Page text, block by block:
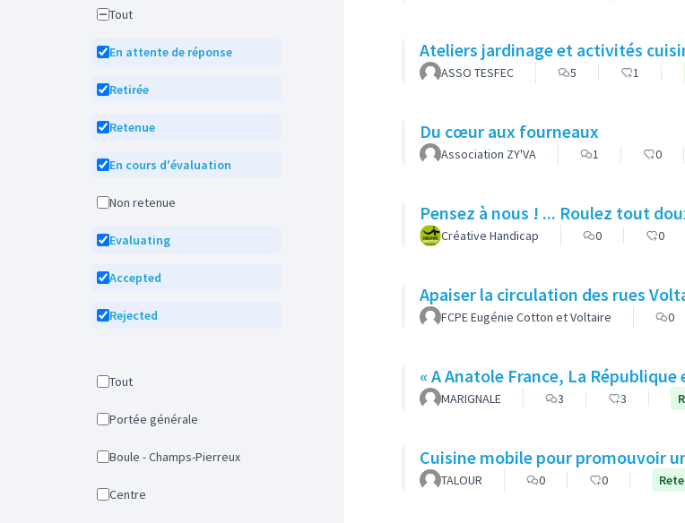
Tout
En attente de réponse
Retirée
Retenue
En cours d'évaluation
Non retenue
Evaluating
Accepted
Rejected
Tout
Portée générale
Boule - Champs-Pierreux
Centre
Ateliers jardinage et activités
ASSO TESFEC 5 1
Du cœur aux fourneaux
Association ZY'VA 1 0
Pensez à nous ! ... Roulez tout
Créative Handicap 0 0
Apaiser la circulation des rues
FCPE Eugénie Cotton et Voltaire 0
« A Anatole France, La République
MARIGNALE 3 3
Cuisine mobile pour promouvoir
TALOUR 0 0